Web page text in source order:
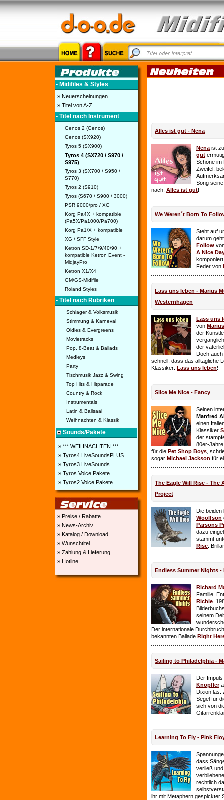
• Midifiles & Styles
» Neuerscheinungen
» Titel von A-Z
• Titel nach Instrument
Genos 2 (Genos)
Genos (SX920)
Tyros 5 (SX900)
Tyros 4 (SX720 / S970 /
S975)
Tyros 3 (SX700 / S950 /
S770)
Tyros 2 (S910)
Tyros (S670 / S900 / 3000)
PSR 9000/pro / XG
Korg Pa4X + kompatible
(Pa5X/Pa1000/Pa700)
Korg Pa1/X + kompatible
XG / SFF Style
Ketron SD-1/7/9/40/90 +
kompatible Ketron Event -
MidjayPro
Ketron X1/X4
GM/GS-Midifile
Roland Styles
• Titel nach Rubriken
Schlager & Volksmusik
Stimmung & Karneval
Oldies & Evergreens
Movietracks
Pop, 8-Beat & Ballads
Medleys
Party
Tischmusik Jazz & Swing
Top Hits & Hitparade
Country & Rock
Instrumentals
Latin & Ballsaal
Weihnachten & Klassik
Sounds/Pakete
» *** WEIHNACHTEN ***
» Tyros4 LiveSoundsPLUS
» Tyros3 LiveSounds
» Tyros Voice Pakete
» Tyros2 Voice Pakete
» Preise / Rabatte
» News-Archiv
» Katalog / Download
» Wunschtitel
» Zahlung & Lieferung
» Hotline
Alles ist gut - Nena
Nena ist
gut
Schöne im
Zweifel;
Song
nach. Alles ist gut!
We Weren´t Born To
Steht auf
darum
Follow
A Nice
Feder von
Lass uns leben - Marius
Westernhagen
Lass uns
von
der
der
Doch auch
schnell, dass das alltägliche
Klassiker: Lass uns leben!
Slice Me Nice - Fancy
Seinen
Manfred
einen
Klassiker
der
80er-
für die Pet Shop Boys ,
sogar Michael Jackson für
The Eagle Will Rise - The
Project
Die beiden
Woolfson
Parsons
dazu
stammt
Rise .
Endless Summer Nights -
Richard
Familie.
Richie .
seinem
Der internationale
bekannten Ballade Right
Sailing to Philadelphia -
Der
Knopfler
Dixion las.
Segel für
sich von
Learning To Fly - Pink
dass
verließ
rechtlich
ihr mit Metaphern gespickter